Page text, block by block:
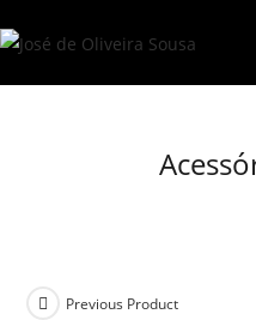
to
Previous Product